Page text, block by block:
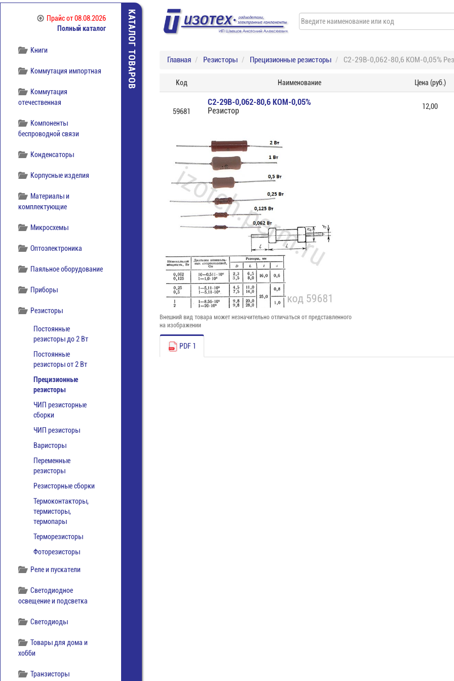
Прайсот 08.08.2026
Полный каталог
Кабельная продукция
Книги
Коммутация импортная
Коммутация
отечественная
Компоненты
беспроводной связи
Конденсаторы
Корпусные изделия
Материалы и
комплектующие
Микросхемы
Оптоэлектроника
Паяльное оборудование
Приборы
Резисторы
Постоянные
резисторы до 2 Вт
Постоянные
резисторы от 2 Вт
Прецизионные
резисторы
ЧИП резисторные
сборки
ЧИП резисторы
Варисторы
Переменные
резисторы
Резисторные сборки
Термоконтакторы,
термисторы,
термопары
Терморезисторы
Фоторезисторы
Реле и пускатели
Светодиодное
освещение и подсветка
Светодиоды
Товары для дома и
хобби
Транзисторы
КАТАЛОГ ТОВАРОВ Главная Резисторы Прецизионные резисторы С2-29В-0,062-80,6 КОМ-0,05%
Код Наименование Цена (руб.)
59681
С2-29В-0,062-80,6 КОМ-0,05%
Резистор
12,00
Внешний вид товара может незначительно отличаться от представленного
на изображении
PDF 1